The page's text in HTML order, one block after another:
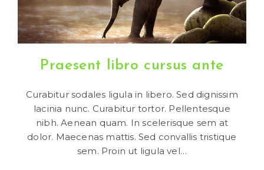
Praesent libro cursus ante
Curabitur sodales ligula in libero. Sed dignissim
lacinia nunc. Curabitur tortor. Pellentesque
nibh. Aenean quam. In scelerisque sem at
dolor. Maecenas mattis. Sed convallis tristique
sem. Proin ut ligula vel…